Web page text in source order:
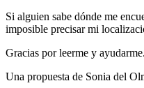
Si alguien sabe dónde me
imposible precisar mi
Gracias por leerme y ayudarme.
Una propuesta de Sonia del